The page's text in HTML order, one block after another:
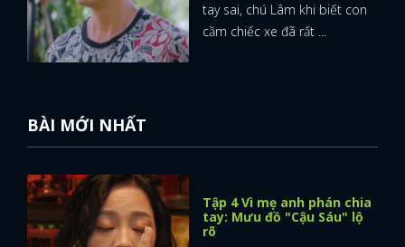
tay sai, chú Lâm khi biết con
cầm chiếc xe đã rất ...
BÀI MỚI NHẤT
Tập 4 Vì mẹ anh phán chia
tay: Mưu đồ "Cậu Sáu" lộ
rõ